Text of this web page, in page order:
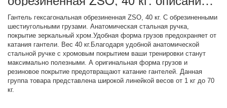
товара
Гантель гексагональная обрезиненная ZSO, 40 кг. С обрезиненными
шестиугольными грузами. Анатомическая стальная ручка,
покрытие зеркальный хром.Удобная форма грузов предохраняет от
катания гантели. Вес 40 кг.Благодаря удобной анатомической
стальной ручке с хромовым покрытием ваши тренировки станут
максимально полезными. А оригинальная форма грузов и
резиновое покрытие предотвращают катание гантелей. Данная
группа товара представлена широкой линейкой весов от 1 кг до 70
кг.